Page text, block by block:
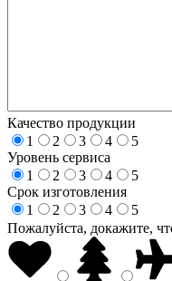
Качество продукции
1
2 3 4
5
Уровень сервиса
1
2 3 4
5
Срок изготовления
1
2 3 4
5
Пожалуйста, докажите,